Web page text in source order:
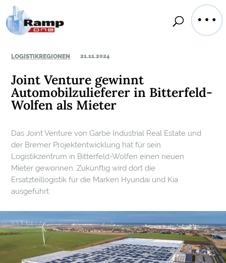
LOGISTIKREGIONEN 21.11.2024
Joint Venture gewinnt
Automobilzulieferer in Bitterfeld-
Wolfen als Mieter
Das Joint Venture von Garbe Industrial Real Estate und
der Bremer Projektentwicklung hat für sein
Logistikzentrum in Bitterfeld-Wolfen einen neuen
Mieter gewonnen. Zukünftig wird dort die
Ersatzteillogistik für die Marken Hyundai und Kia
ausgeführt.